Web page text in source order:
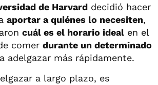
de Harvard decidió hacer
aportar a quiénes lo necesiten,
cuál es el horario ideal en el
comer durante un determinado
adelgazar más rápidamente.
a largo plazo, es